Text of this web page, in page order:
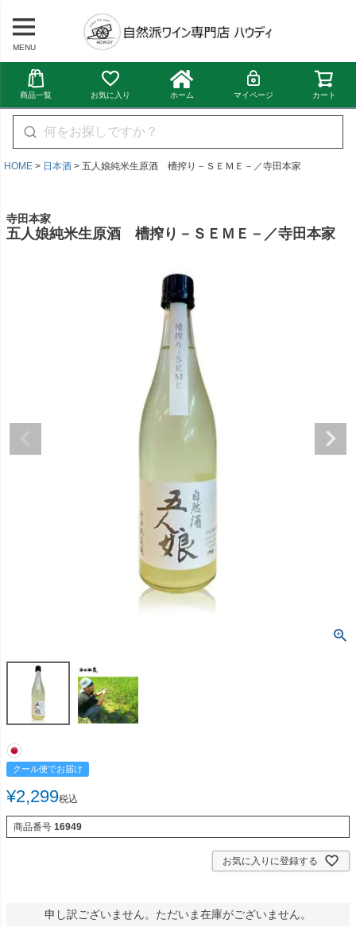
MENU
商品一覧 お気に入り ホーム マイページ カート
HOME 日本酒 五人娘純米生原酒 槽搾り－ＳＥＭＥ－／寺田本家
寺田本家
五人娘純米生原酒 槽搾り－ＳＥＭＥ－／寺田本家
クール便でお届け
¥2,299税込
商品番号 16949
お気に入りに登録する
申し訳ございません。ただいま在庫がございません。